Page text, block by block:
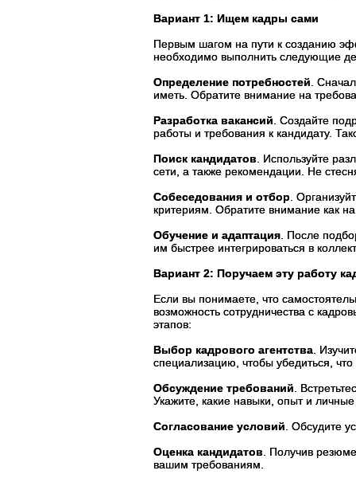
Вариант 1: Ищем кадры сами
Первым шагом на пути к созданию
необходимо выполнить следующие
Определение потребностей .
иметь. Обратите внимание на
Разработка вакансий . Создайте
работы и требования к кандидату.
Поиск кандидатов . Используйте
сети, а также рекомендации. Не
Собеседования и отбор .
критериям. Обратите внимание как
Обучение и адаптация . После
им быстрее интегрироваться в
Вариант 2: Поручаем эту работу
Если вы понимаете, что
возможность сотрудничества с
этапов:
Выбор кадрового агентства .
специализацию, чтобы убедиться,
Обсуждение требований .
Укажите, какие навыки, опыт и
Согласование условий . Обсудите
Оценка кандидатов . Получив
вашим требованиям.